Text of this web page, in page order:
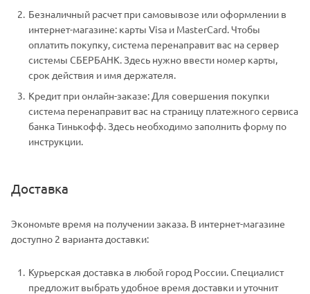
Безналичный расчет при самовывозе или оформлении в
интернет-магазине: карты Visa и MasterCard. Чтобы
оплатить покупку, система перенаправит вас на сервер
системы СБЕРБАНК. Здесь нужно ввести номер карты,
срок действия и имя держателя.
Кредит при онлайн-заказе: Для совершения покупки
система перенаправит вас на страницу платежного сервиса
банка Тинькофф. Здесь необходимо заполнить форму по
инструкции.
Доставка
Экономьте время на получении заказа. В интернет-магазине
доступно 2 варианта доставки:
Курьерская доставка в любой город России. Специалист
предложит выбрать удобное время доставки и уточнит